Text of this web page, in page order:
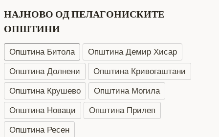
НАЈНОВО ОД ПЕЛАГОНИСКИТЕ
ОПШТИНИ
Општина Битола
Општина Демир Хисар
Општина Долнени
Општина Кривогаштани
Општина Крушево
Општина Могила
Општина Новаци
Општина Прилеп
Општина Ресен